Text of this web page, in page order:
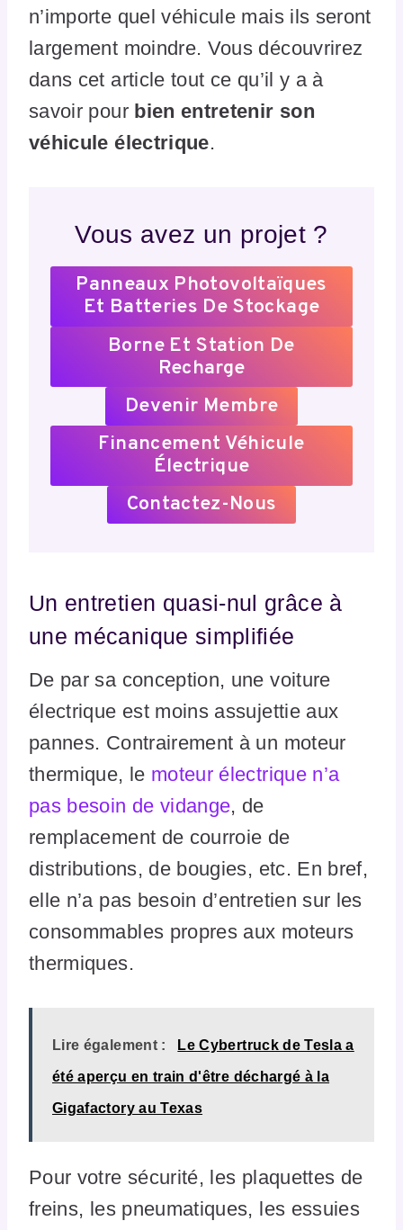
n’importe quel véhicule mais ils seront
largement moindre. Vous découvrirez
dans cet article tout ce qu’il y a à
savoir pour bien entretenir son
véhicule électrique.
Vous avez un projet ?
Panneaux Photovoltaïques
Et Batteries De Stockage
Borne Et Station De
Recharge
Devenir Membre
Financement Véhicule
Électrique
Contactez-Nous
Un entretien quasi-nul grâce à
une mécanique simplifiée
De par sa conception, une voiture
électrique est moins assujettie aux
pannes. Contrairement à un moteur
thermique, le moteur électrique n’a
pas besoin de vidange, de
remplacement de courroie de
distributions, de bougies, etc. En bref,
elle n’a pas besoin d’entretien sur les
consommables propres aux moteurs
thermiques.
Lire également : Le Cybertruck de Tesla a
été aperçu en train d'être déchargé à la
Gigafactory au Texas
Pour votre sécurité, les plaquettes de
freins, les pneumatiques, les essuies